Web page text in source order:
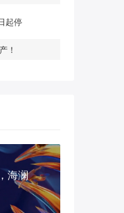
起停
！
海澜